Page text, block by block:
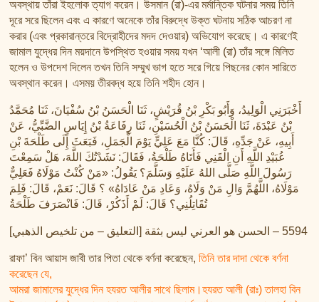
অবস্থায় তাঁরা ইহলোক ত্যাগ করেন। উসমান (রা)-এর মর্মান্তিক ঘটনার সময় তিনি
দূরে সরে ছিলেন এবং এ কারণে অনেকে তাঁর বিরুদ্ধে উক্ত ঘটনায় সঠিক আচরণ না
করার (এবং প্রকারান্তরে বিদ্রোহীদের মদদ দেওয়ার) অভিযোগ করেছে। এ কারণেই
জামাল যুদ্ধের দিন ময়দানে উপস্থিত হওয়ার সময় যখন ‘আলী (রা) তাঁর সঙ্গে মিলিত
হলেন ও উপদেশ দিলেন তখন তিনি সম্মুখ ভাগ হতে সরে গিয়ে পিছনের কোন সারিতে
অবস্থান করেন। এসময় তীরবদ্ধ হয়ে তিনি শহীদ হোন।
أَخْبَرَنِي الْوَلِيدُ، وَأَبُو بَكْرِ بْنُ قُرَيْشٍ، ثَنَا الْحَسَنُ بْنُ سُفْيَانَ، ثَنَا مُحَمَّدُ
بْنُ عَبْدَةَ، ثَنَا الْحَسَنُ بْنُ الْحُسَيْنِ، ثَنَا رِفَاعَةُ بْنُ إِيَاسٍ الضَّبِّيُّ، عَنْ
أَبِيهِ، عَنْ جَدِّهِ، قَالَ: كُنَّا مَعَ عَلِيٍّ يَوْمَ الْجَمَلِ، فَبَعَثَ إِلَى طَلْحَةَ بْنِ
عُبَيْدِ اللَّهِ أَنِ الْقَنِي فَأَتَاهُ طَلْحَةُ، فَقَالَ: نَشَدْتُكَ اللَّهَ، هَلْ سَمِعْتَ
رَسُولَ اللَّهِ صَلَّى اللهُ عَلَيْهِ وَسَلَّمَ؟ يَقُولُ: «مَنْ كُنْتُ مَوْلَاهُ فَعَلِيٌّ
مَوْلَاهُ، اللَّهُمَّ وَالِ مَنْ وَلَاهُ، وَعَادِ مَنْ عَادَاهُ» ؟ قَالَ: نَعَمْ، قَالَ: فَلِمَ
تُقَاتِلُنِي؟ قَالَ: لَمْ أَذَكُرْ، قَالَ: فَانْصَرَفَ طَلْحَةُ
[التعليق – من تلخيص الذهبي] 5594 – الحسن هو العرني ليس بثقة
রাফা’ বিন আয়াস জাবী তার পিতা থেকে বর্ণনা করেছেন,তিনি তার দাদা থেকে বর্ণনা
করেছেন যে,
আমরা জামালের যুদ্ধের দিন হযরত আলীর সাথে ছিলাম।হযরত আলী (রাঃ) তালহা বিন